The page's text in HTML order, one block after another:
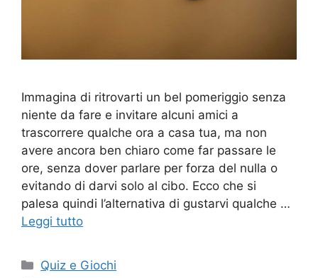
Immagina di ritrovarti un bel pomeriggio senza
niente da fare e invitare alcuni amici a
trascorrere qualche ora a casa tua, ma non
avere ancora ben chiaro come far passare le
ore, senza dover parlare per forza del nulla o
evitando di darvi solo al cibo. Ecco che si
palesa quindi l’alternativa di gustarvi qualche …
Leggi tutto
Categorie
Quiz e Giochi